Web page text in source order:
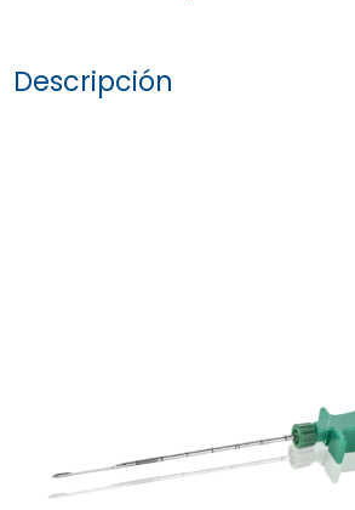
Descripción